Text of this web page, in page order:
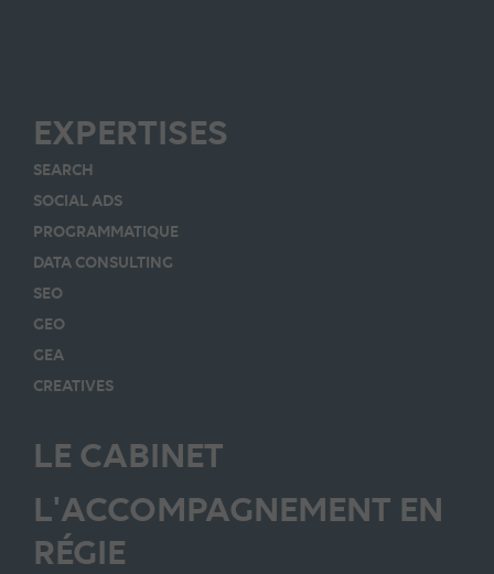
EXPERTISES
SEARCH
SOCIAL ADS
PROGRAMMATIQUE
DATA CONSULTING
SEO
GEO
GEA
CREATIVES
LE CABINET
L'ACCOMPAGNEMENT EN
RÉGIE